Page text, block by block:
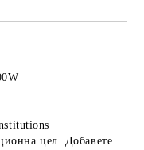
цел. Добавете